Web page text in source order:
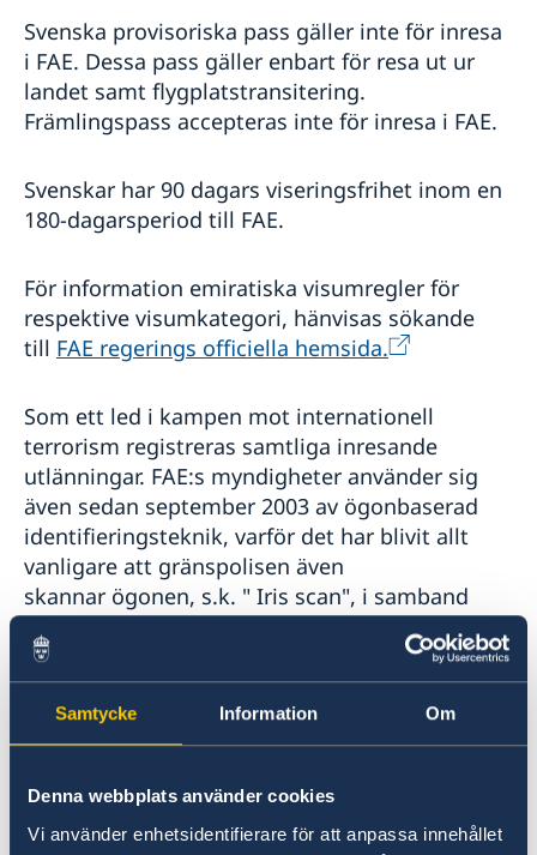
Samtycke Information Om
Denna webbplats använder cookies
Vi använder enhetsidentifierare för att anpassa innehållet
Svenska provisoriska pass gäller inte för inresa
i FAE. Dessa pass gäller enbart för resa ut ur
landet samt flygplatstransitering.
Främlingspass accepteras inte för inresa i FAE.
Svenskar har 90 dagars viseringsfrihet inom en
180-dagarsperiod till FAE.
För information emiratiska visumregler för
respektive visumkategori, hänvisas sökande
till FAE regerings officiella hemsida.
Som ett led i kampen mot internationell
terrorism registreras samtliga inresande
utlänningar. FAE:s myndigheter använder sig
även sedan september 2003 av ögonbaserad
identifieringsteknik, varför det har blivit allt
vanligare att gränspolisen även
skannar ögonen, s.k. " Iris scan", i samband
med gränspassage.
Illegal vistelse I FAE medför böter, varje dag
utökas beloppet. Observera att in- och
utresedagarna räknas in i vistelsetiden och att
vilket lätt kan innebära att man misstar sig på
antalet dagar.